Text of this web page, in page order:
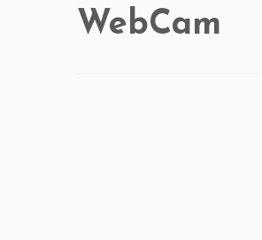
WebCam